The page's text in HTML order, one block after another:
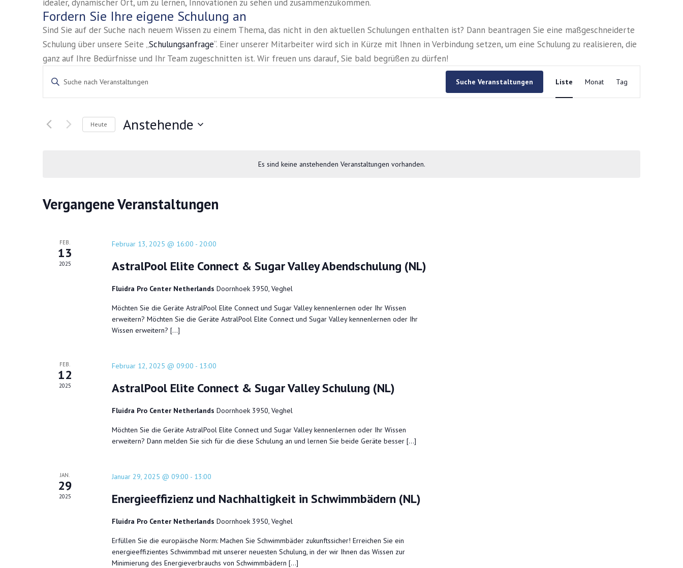
idealer, dynamischer Ort, um zu lernen, Innovationen zu sehen und zusammenzukommen.
Fordern Sie Ihre eigene Schulung an
Sind Sie auf der Suche nach neuem Wissen zu einem Thema, das nicht in den aktuellen Schulungen enthalten ist? Dann beantragen Sie eine maßgeschneiderte
Schulung über unsere Seite „Schulungsanfrage“. Einer unserer Mitarbeiter wird sich in Kürze mit Ihnen in Verbindung setzen, um eine Schulung zu realisieren, die
ganz auf Ihre Bedürfnisse und Ihr Team zugeschnitten ist. Wir freuen uns darauf, Sie bald begrüßen zu dürfen!
Es sind keine anstehenden Veranstaltungen vorhanden.
Veranstaltungen
Suche
und
Navigation
Bitte
Suche
Suche Veranstaltungen Ansichten-
Liste Monat Tag
Heute Anstehende
Vergangene Veranstaltungen
FEB.
13
2025
Februar 13, 2025 @ 16:00 - 20:00
AstralPool Elite Connect & Sugar Valley Abendschulung (NL)
Fluidra Pro Center Netherlands Doornhoek 3950, Veghel
Möchten Sie die Geräte AstralPool Elite Connect und Sugar Valley kennenlernen oder Ihr Wissen
erweitern? Möchten Sie die Geräte AstralPool Elite Connect und Sugar Valley kennenlernen oder Ihr
Wissen erweitern? […]
FEB.
12
2025
Februar 12, 2025 @ 09:00 - 13:00
AstralPool Elite Connect & Sugar Valley Schulung (NL)
Fluidra Pro Center Netherlands Doornhoek 3950, Veghel
Möchten Sie die Geräte AstralPool Elite Connect und Sugar Valley kennenlernen oder Ihr Wissen
erweitern? Dann melden Sie sich für die diese Schulung an und lernen Sie beide Geräte besser […]
JAN.
29
2025
Januar 29, 2025 @ 09:00 - 13:00
Energieeffizienz und Nachhaltigkeit in Schwimmbädern (NL)
Fluidra Pro Center Netherlands Doornhoek 3950, Veghel
Erfüllen Sie die europäische Norm: Machen Sie Schwimmbäder zukunftssicher! Erreichen Sie ein
energieeffizientes Schwimmbad mit unserer neuesten Schulung, in der wir Ihnen das Wissen zur
Minimierung des Energieverbrauchs von Schwimmbädern […]